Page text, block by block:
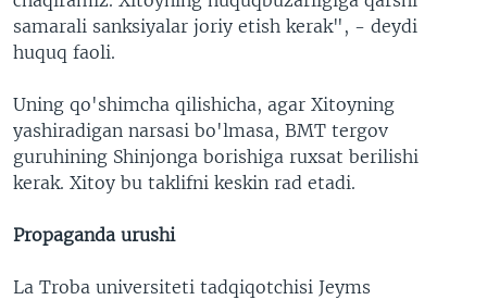
samarali sanksiyalar joriy etish kerak", - deydi
huquq faoli.
Uning qo'shimcha qilishicha, agar Xitoyning
yashiradigan narsasi bo'lmasa, BMT tergov
guruhining Shinjonga borishiga ruxsat berilishi
kerak. Xitoy bu taklifni keskin rad etadi.
Propaganda urushi
La Troba universiteti tadqiqotchisi Jeyms